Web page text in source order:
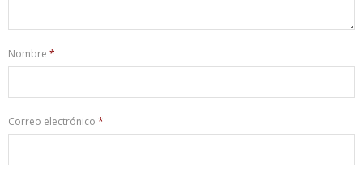
Nombre *
Correo electrónico *